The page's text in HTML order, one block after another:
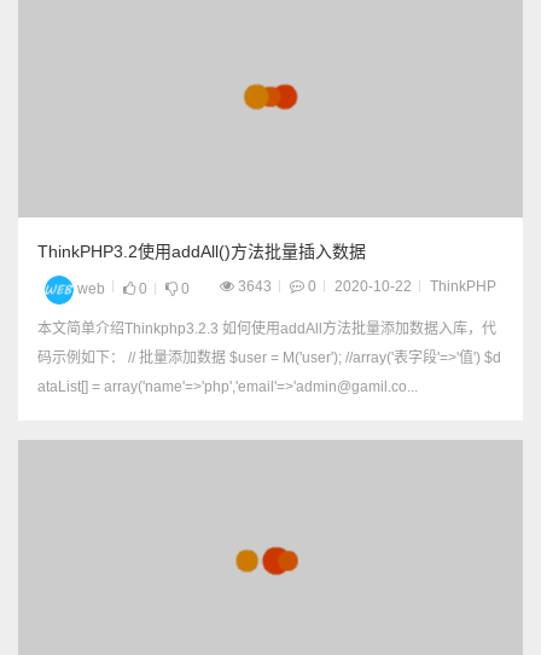
ThinkPHP3.2使用addAll()方法批量插入数据
web 0 0 3643 0 2020-10-22 ThinkPHP
本文简单介绍Thinkphp3.2.3 如何使用addAll方法批量添加数据入库，代
码示例如下： // 批量添加数据 $user = M('user'); //array('表字段'=>'值') $d
ataList[] = array('name'=>'php','email'=>'admin@gamil.co...